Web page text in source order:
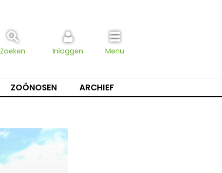
Zoeken Inloggen Menu
ZOÖNOSEN ARCHIEF